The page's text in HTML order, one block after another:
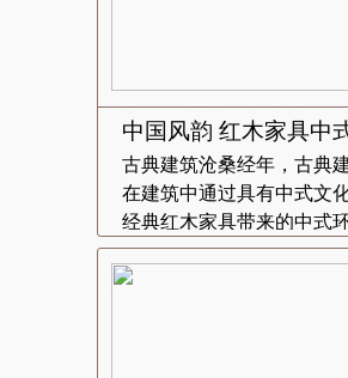
中国风韵 红木家具中
古典建筑沧桑经年，古典
在建筑中通过具有中式文
经典红木家具带来的中式